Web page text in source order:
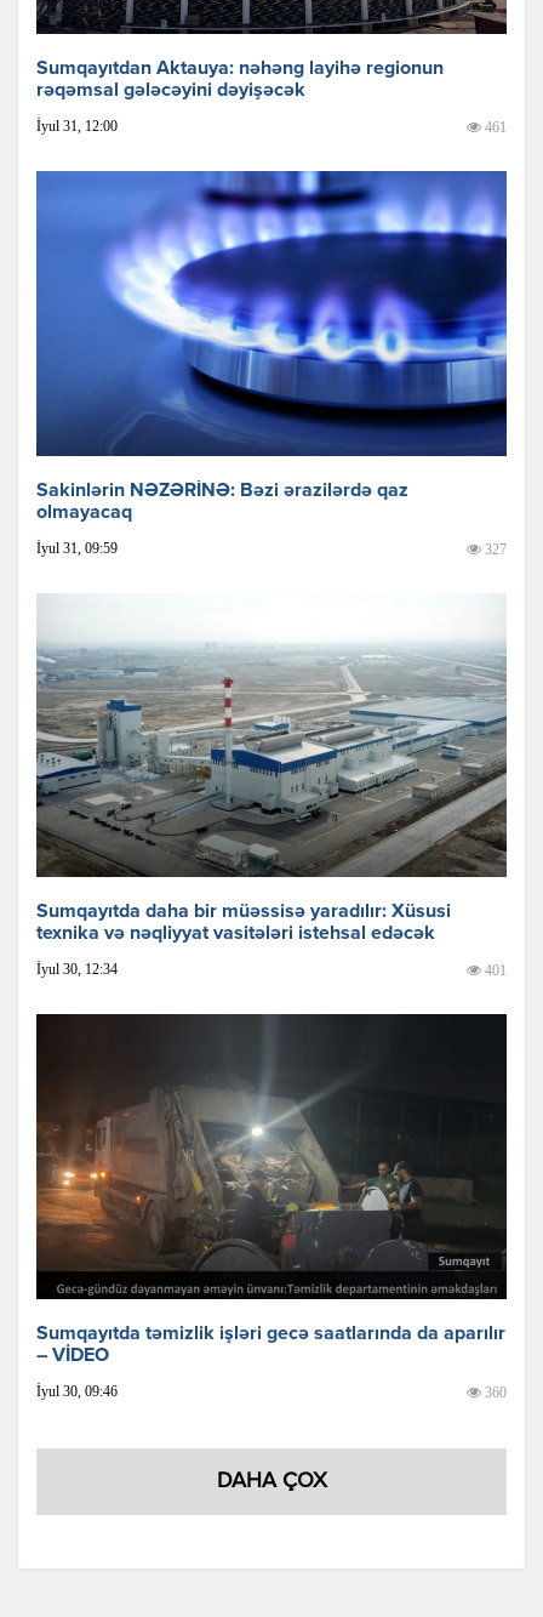
Sumqayıtdan Aktauya: nəhəng layihə regionun
rəqəmsal gələcəyini dəyişəcək
İyul 31, 12:00 461
Sakinlərin NƏZƏRİNƏ: Bəzi ərazilərdə qaz
olmayacaq
İyul 31, 09:59 327
Sumqayıtda daha bir müəssisə yaradılır: Xüsusi
texnika və nəqliyyat vasitələri istehsal edəcək
İyul 30, 12:34 401
Sumqayıtda təmizlik işləri gecə saatlarında da aparılır
– VİDEO
İyul 30, 09:46 360
DAHA ÇOX